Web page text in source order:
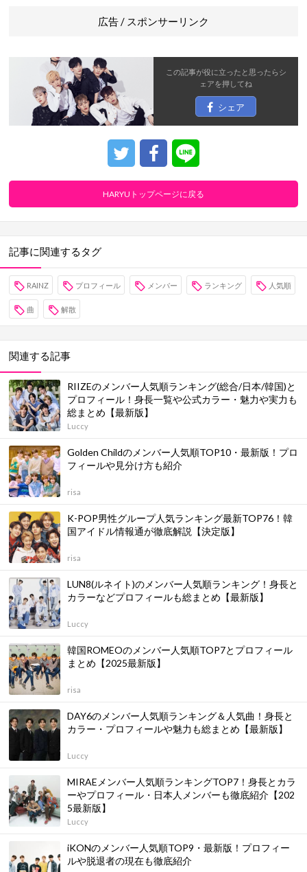
広告 / スポンサーリンク
この記事が役に立ったと思ったらシ
ェアを押してね
シェア
HARYUトップページに戻る
記事に関連するタグ
RAINZ プロフィール メンバー ランキング 人気順
曲 解散
関連する記事
RIIZEのメンバー人気順ランキング(総合/日本/韓国)と
プロフィール！身長一覧や公式カラー・魅力や実力も
総まとめ【最新版】
Luccy
Golden Childのメンバー人気順TOP10・最新版！プロ
フィールや見分け方も紹介
risa
K-POP男性グループ人気ランキング最新TOP76！韓
国アイドル情報通が徹底解説【決定版】
risa
LUN8(ルネイト)のメンバー人気順ランキング！身長と
カラーなどプロフィールも総まとめ【最新版】
Luccy
韓国ROMEOのメンバー人気順TOP7とプロフィール
まとめ【2025最新版】
risa
DAY6のメンバー人気順ランキング＆人気曲！身長と
カラー・プロフィールや魅力も総まとめ【最新版】
Luccy
MIRAEメンバー人気順ランキングTOP7！身長とカラ
ーやプロフィール・日本人メンバーも徹底紹介【202
5最新版】
Luccy
iKONのメンバー人気順TOP9・最新版！プロフィー
ルや脱退者の現在も徹底紹介